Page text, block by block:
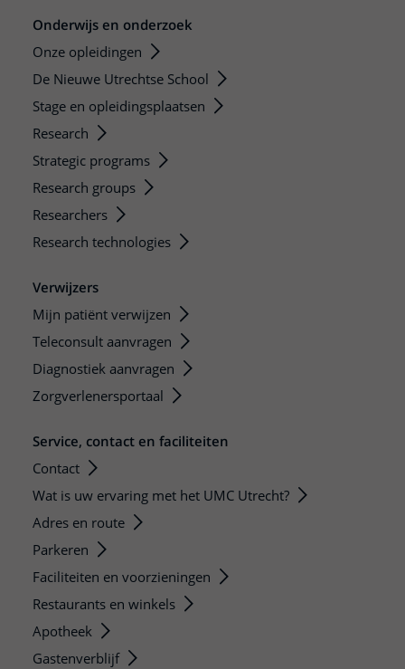
Onderwijs en onderzoek
Onze opleidingen
De Nieuwe Utrechtse School
Stage en opleidingsplaatsen
Research
Strategic programs
Research groups
Researchers
Research technologies
Verwijzers
Mijn patiënt verwijzen
Teleconsult aanvragen
Diagnostiek aanvragen
Zorgverlenersportaal
Service, contact en faciliteiten
Contact
Wat is uw ervaring met het UMC Utrecht?
Adres en route
Parkeren
Faciliteiten en voorzieningen
Restaurants en winkels
Apotheek
Gastenverblijf